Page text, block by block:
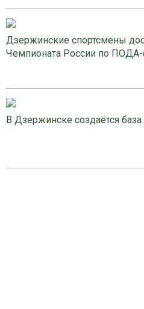
Дзержинские спортсмены
Чемпионата России по ПОДА-
В Дзержинске создаётся